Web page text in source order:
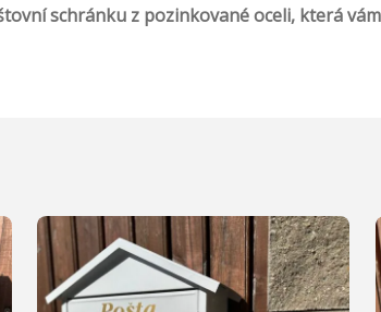
schránku z pozinkované oceli, která